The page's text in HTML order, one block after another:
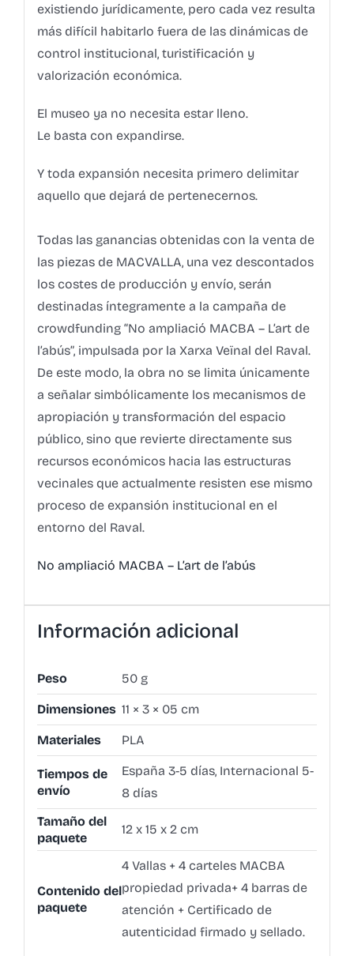
existiendo jurídicamente, pero cada vez resulta
más difícil habitarlo fuera de las dinámicas de
control institucional, turistificación y
valorización económica.
El museo ya no necesita estar lleno.
Le basta con expandirse.
Y toda expansión necesita primero delimitar
aquello que dejará de pertenecernos.
Todas las ganancias obtenidas con la venta de
las piezas de MACVALLA, una vez descontados
los costes de producción y envío, serán
destinadas íntegramente a la campaña de
crowdfunding “No ampliació MACBA – L’art de
l’abús”, impulsada por la Xarxa Veïnal del Raval.
De este modo, la obra no se limita únicamente
a señalar simbólicamente los mecanismos de
apropiación y transformación del espacio
público, sino que revierte directamente sus
recursos económicos hacia las estructuras
vecinales que actualmente resisten ese mismo
proceso de expansión institucional en el
entorno del Raval.
No ampliació MACBA – L’art de l’abús
Información adicional
Peso 50 g
Dimensiones 11 × 3 × 05 cm
Materiales PLA
Tiempos de
envío
España 3-5 días, Internacional 5-
8 días
Tamaño del
paquete
12 x 15 x 2 cm
Contenido del
paquete
4 Vallas + 4 carteles MACBA
propiedad privada+ 4 barras de
atención + Certificado de
autenticidad firmado y sellado.